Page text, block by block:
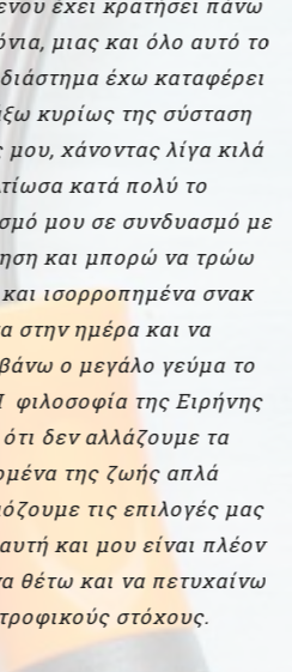
και όλο αυτό το
έχω καταφέρει
της σύσταση
λίγα κιλά
κατά πολύ το
σε συνδυασμό με
μπορώ να τρώω
σνακ
ημέρα και να
μεγάλο γεύμα το
της Ειρήνης
αλλάζουμε τα
της ζωής απλά
τις επιλογές μας
μου είναι πλέον
και να πετυχαίνω
στόχους.